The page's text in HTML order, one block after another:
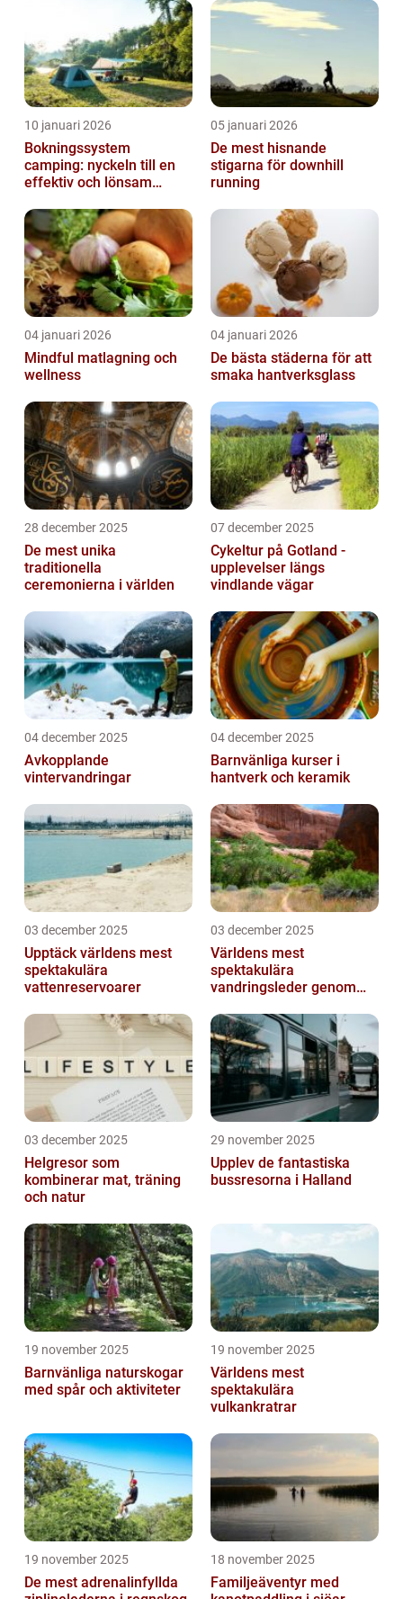
10 januari 2026
Bokningssystem
camping: nyckeln till en
effektiv och lönsam
05 januari 2026
De mest hisnande
stigarna för downhill
running
04 januari 2026
Mindful matlagning och
wellness
04 januari 2026
De bästa städerna för att
smaka hantverksglass
28 december 2025
De mest unika
traditionella
ceremonierna i världen
07 december 2025
Cykeltur på Gotland -
upplevelser längs
vindlande vägar
04 december 2025
Avkopplande
vintervandringar
04 december 2025
Barnvänliga kurser i
hantverk och keramik
03 december 2025
Upptäck världens mest
spektakulära
vattenreservoarer
03 december 2025
Världens mest
spektakulära
vandringsleder genom
03 december 2025
Helgresor som
kombinerar mat, träning
och natur
29 november 2025
Upplev de fantastiska
bussresorna i Halland
19 november 2025
Barnvänliga naturskogar
med spår och aktiviteter
19 november 2025
Världens mest
spektakulära
vulkankratrar
19 november 2025
De mest adrenalinfyllda
18 november 2025
Familjeäventyr med